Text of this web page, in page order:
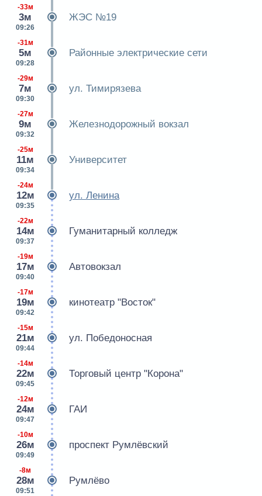
-33м
3м
09:26
ЖЭС №19
-31м
5м
09:28
Районные электрические сети
-29м
7м
09:30
ул. Тимирязева
-27м
9м
09:32
Железнодорожный вокзал
-25м
11м
09:34
Университет
-24м
12м
09:35
ул. Ленина
-22м
14м
09:37
Гуманитарный колледж
-19м
17м
09:40
Автовокзал
-17м
19м
09:42
кинотеатр "Восток"
-15м
21м
09:44
ул. Победоносная
-14м
22м
09:45
Торговый центр "Корона"
-12м
24м
09:47
ГАИ
-10м
26м
09:49
проспект Румлёвский
-8м
28м
09:51
Румлёво